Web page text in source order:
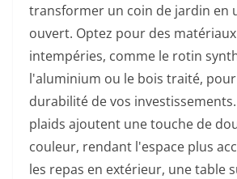
transformer un coin de jardin en
ouvert. Optez pour des
intempéries, comme le rotin
l'aluminium ou le bois traité,
durabilité de vos
plaids ajoutent une touche de
couleur, rendant l'espace plus
les repas en extérieur, une table